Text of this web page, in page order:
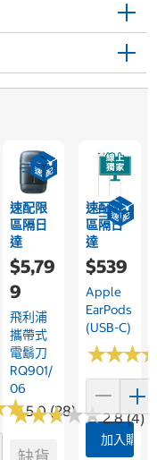
★
★5.0 (28)
速配限
區隔日
達
$5,79
9
飛利浦
攜帶式
電鬍刀
RQ901/
06
★★★★★
★★★★★2.8 (4)
速配限
區隔日
達
$539
Apple
EarPods
(USB-C)
★★★
★★★
加入購物